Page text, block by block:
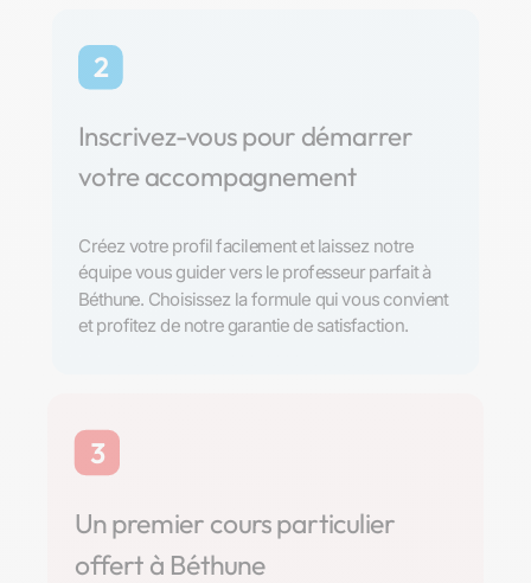
2
Inscrivez-vous pour démarrer
votre accompagnement
Créez votre profil facilement et laissez notre
équipe vous guider vers le professeur parfait à
Béthune. Choisissez la formule qui vous convient
et profitez de notre garantie de satisfaction.
3
Un premier cours particulier
offert à Béthune